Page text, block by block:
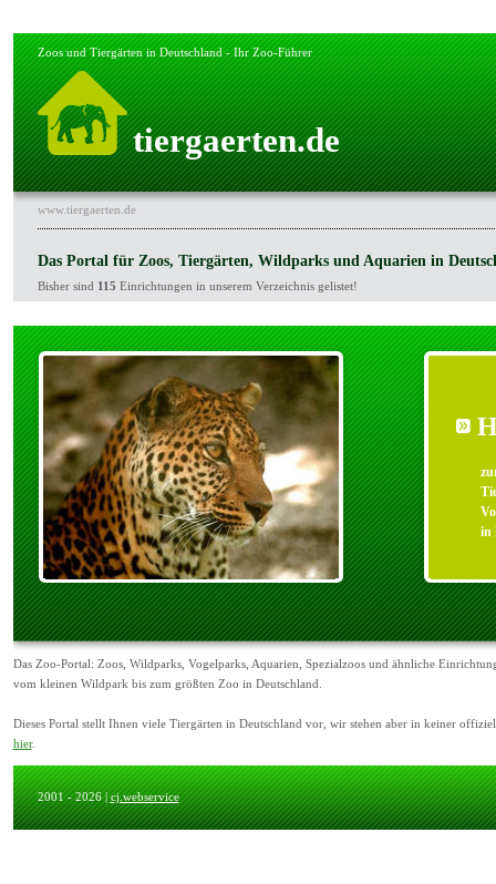
Zoos und Tiergärten in Deutschland - Ihr Zoo-Führer
tiergaerten.de
www.tiergaerten.de
Das Portal für Zoos, Tiergärten, Wildparks und Aquarien in
Bisher sind 115 Einrichtungen in unserem Verzeichnis gelistet!
in
Das Zoo-Portal: Zoos, Wildparks, Vogelparks, Aquarien, Spezialzoos und ähnliche
vom kleinen Wildpark bis zum größten Zoo in Deutschland.
Dieses Portal stellt Ihnen viele Tiergärten in Deutschland vor, wir stehen aber in keiner
hier.
2001 - 2026 |cj.webservice